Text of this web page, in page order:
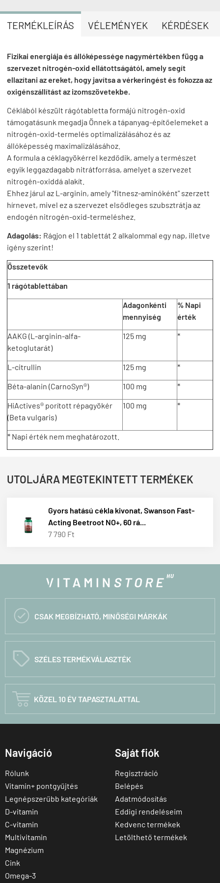
TERMÉKLEÍRÁS VÉLEMÉNYEK KÉRDÉSEK
Fizikai energiája és állóképessége nagymértékben függ a
szervezet nitrogén-oxid ellátottságától, amely segít
ellazítani az ereket, hogy javítsa a vérkeringést és fokozza az
oxigénszállítást az izomszövetekbe.
Céklából készült rágótabletta formájú nitrogén-oxid
támogatásunk megadja Önnek a tápanyag-építőelemeket a
nitrogén-oxid-termelés optimalizálásához és az
állóképesség maximalizálásához.
A formula a céklagyökérrel kezdődik, amely a természet
egyik leggazdagabb nitrátforrása, amelyet a szervezet
nitrogén-oxiddá alakít.
Ehhez járul az L-arginin, amely "fitnesz-aminóként" szerzett
hírnevet, mivel ez a szervezet elsődleges szubsztrátja az
endogén nitrogén-oxid-termeléshez.
Adagolás: Rágjon el 1 tablettát 2 alkalommal egy nap, illetve
igény szerint!
Összetevők
1 rágótablettában
Adagonkénti
mennyiség
% Napi
érték
AAKG (L-arginin-alfa-
ketoglutarát)
125 mg *
L-citrullin 125 mg *
Béta-alanin (CarnoSyn®) 100 mg *
HiActives® porított répagyökér
(Beta vulgaris)
100 mg *
* Napi érték nem meghatározott.
UTOLJÁRA MEGTEKINTETT TERMÉKEK
Gyors hatású cékla kivonat, Swanson Fast-
Acting Beetroot NO+, 60 rá...
7 790 Ft
 CSAK MEGBÍZHATÓ, MINŐSÉGI MÁRKÁK
C SZÉLES TERMÉKVÁLASZTÉK
 KÖZEL 10 ÉV TAPASZTALATTAL
Navigáció
Rólunk
Vitamin+ pontgyűjtés
Legnépszerűbb kategóriák
D-vitamin
C-vitamin
Multivitamin
Magnézium
Cink
Omega-3
Saját fiók
Regisztráció
Belépés
Adatmódosítás
Eddigi rendeléseim
Kedvenc termékek
Letölthető termékek